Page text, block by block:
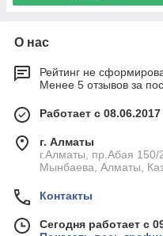
О нас
Рейтинг не
Менее 5 отзывов за
Работает с 08.06.2017
г. Алматы
г.Алматы, пр.Абая 150/
Мынбаева, Алматы,
Контакты
Сегодня работает с